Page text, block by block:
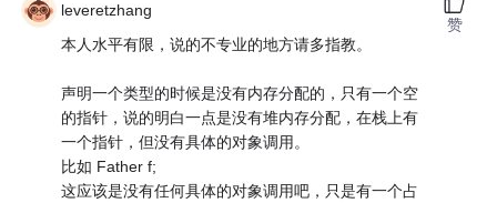
leveretzhang
本人水平有限，说的不专业的地方请多指教。
声明一个类型的时候是没有内存分配的，只有一个空
的指针，说的明白一点是没有堆内存分配，在栈上有
一个指针，但没有具体的对象调用。
比如 Father f;
这应该是没有任何具体的对象调用吧，只是有一个占
赞